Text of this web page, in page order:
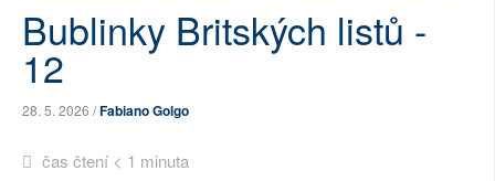
Bublinky Britských listů -
12
28. 5. 2026 /Fabiano Golgo
čas čtení < 1 minuta